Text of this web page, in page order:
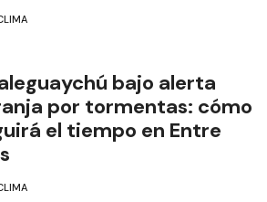
bajo alerta
por tormentas: cómo
el tiempo en Entre